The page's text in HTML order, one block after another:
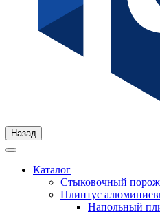
Назад
Каталог
Стыковочный
Плинтус
Напольный